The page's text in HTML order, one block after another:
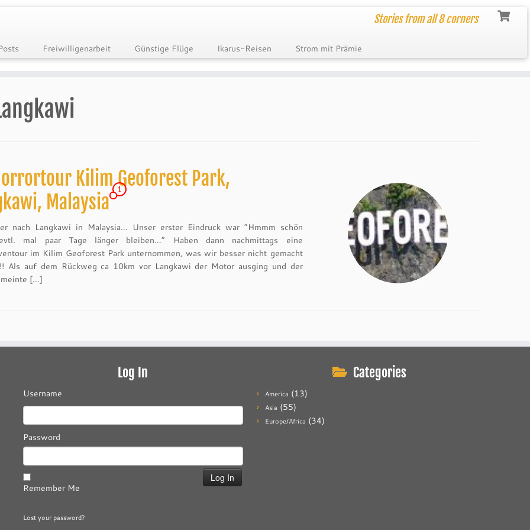
Stories from all 8 corners
Freiwilligenarbeit Günstige Flüge Ikarus-Reisen Strom mit Prämie
Kilim Geoforest Park,
Malaysia
1
nach Langkawi in Malaysia… Unser erster Eindruck war “Hmmm schön
mal paar Tage länger bleiben…” Haben dann nachmittags eine
im Kilim Geoforest Park unternommen, was wir besser nicht gemacht
Als auf dem Rückweg ca 10km vor Langkawi der Motor ausging und der
meinte […]
Log In
Username
Password
Remember Me
Lost your password?
Categories
America (13)
Asia (55)
Europe/Africa (34)